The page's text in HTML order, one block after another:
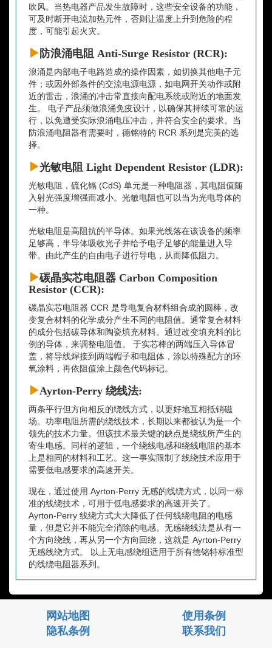
吹风。当热电器产品发生故障时，这些安全设备的功能，
可及时断开电流加热元件，否则让温度上升到危险的程
度，可能引起火灾。
防浪涌电阻 Anti-Surge Resistor (RCR):
浪涌是内部电子电路造成的操作因素，如切换其他电子元
件；或因外部条件的交流电源电源，如电网开关动作或附
近的雷击，浪涌的冲击常直接向配电系统或附近的地面发
生。 电子产品须做浪涌免疫设计，以确保其持续可靠的运
行，以免遭受实际浪涌电压冲击，并符合安全的要求。当
防浪涌电阻器有需要时，德铭特的 RCR 系列是完美的选
择。
光敏电阻 Light Dependent Resistor (LDR):
光敏电阻，硫化镉 (CdS) 单元是一种电阻器，其电阻值随
入射光强度增强而减小。光敏电阻也可以当为光电导体的
一种。
光敏电阻是高阻抗的半导体。如果光线落在该设备的频率
足够高，半导体吸收光子并给予电子足够的能量进入导
带。由此产生的自由电子进行导电，从而降低阻力。
碳晶实芯电阻器 Carbon Composition
Resistor (CCR):
碳晶实芯电阻器 CCR 是导电复合材料组合成的圆棒，改
变复合材料的化学成分产生不同的电阻值。通常复合材料
的成分包括碳导体和陶瓷填充材料。通过改变填充料的比
例的导体，来调整电阻值。 于实芯棒的两端压入导体冒
盖，将导线焊接到两端帽子和电阻体，涂以特殊配方的环
氧涂料，再依阻值涂上颜色代码标记。
Ayrton-Perry 绕线法:
两条平行但方向相反的绕线方式，以更好地互相抵销磁
场。功率电阻所需的绕线技术，长期以来都被认为是一个
领先的技术力量。但该技术最关键的缺点是绕线所产生的
寄生电感。同样的逻辑，一个绕线电感和绕线电阻的基本
上是相同的材料和工艺。这一事实限制了线绕技术应用于
需要低电感要求的高速开关。
现在，通过使用 Ayrton-Perry 无感的线绕方式，以同一标
准的线绕技术，可用于低电感要求的高速开关了。
Ayrton-Perry 线绕方式大大降低了任何线绕电阻的电感
量，但是它并不能完全消除的电感。无感绕线法是从有一
个方向绕线，再从另一个方向回绕，这就是 Ayrton-Perry
无感线绕方式。 以上无电感绕组适用于所有德铭特标准型
的线绕电阻器系列。
网站地图
使用条例
隐私条例
联系我们